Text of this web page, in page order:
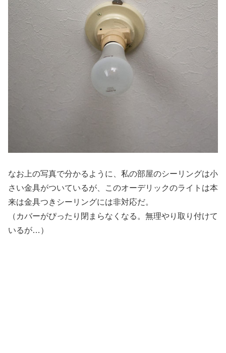
なお上の写真で分かるように、私の部屋のシーリングは小
さい金具がついているが、このオーデリックのライトは本
来は金具つきシーリングには非対応だ。
（カバーがぴったり閉まらなくなる。無理やり取り付けて
いるが…）